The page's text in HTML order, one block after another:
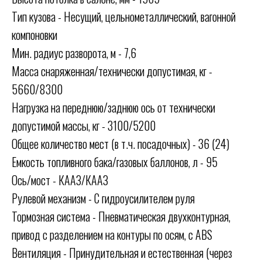
Тип кузова - Несущий, цельнометаллический, вагонной
компоновки
Мин. радиус разворота, м - 7,6
Масса снаряженная/технически допустимая, кг -
5660/8300
Нагрузка на переднюю/заднюю ось от технически
допустимой массы, кг - 3100/5200
Общее количество мест (в т.ч. посадочных) - 36 (24)
Емкость топливного бака/газовых баллонов, л - 95
Ось/мост - КААЗ/КААЗ
Рулевой механизм - С гидроусилителем руля
Тормозная система - Пневматическая двухконтурная,
привод с разделением на контуры по осям, с ABS
Вентиляция - Принудительная и естественная (через